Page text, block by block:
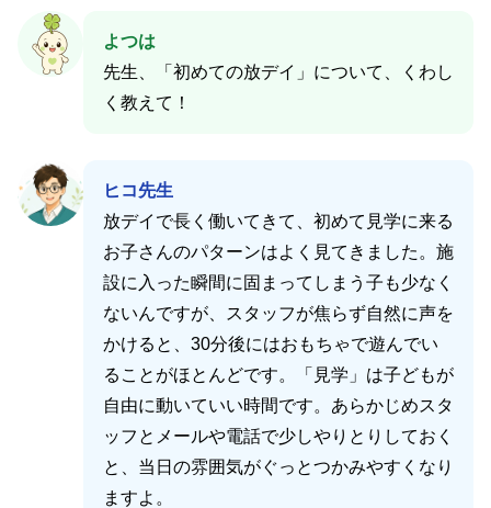
よつは
先生、「初めての放デイ」について、くわし
く教えて！
ヒコ先生
放デイで長く働いてきて、初めて見学に来る
お子さんのパターンはよく見てきました。施
設に入った瞬間に固まってしまう子も少なく
ないんですが、スタッフが焦らず自然に声を
かけると、30分後にはおもちゃで遊んでい
ることがほとんどです。「見学」は子どもが
自由に動いていい時間です。あらかじめスタ
ッフとメールや電話で少しやりとりしておく
と、当日の雰囲気がぐっとつかみやすくなり
ますよ。